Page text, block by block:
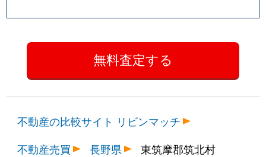
不動産の比較サイト リビンマッチ
不動産売買
長野県 東筑摩郡筑北村